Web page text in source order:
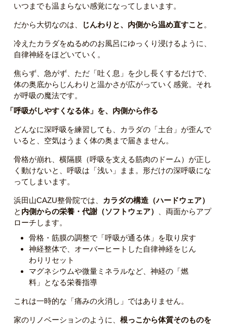
いつまでも温まらない感覚になってしまいます。
だから大切なのは、 じんわりと、内側から温め直すこと 。
冷えたカラダをぬるめのお風呂にゆっくり浸けるように、
自律神経をほどいていく。
焦らず、急がず、ただ「吐く息」を少し長くするだけで、
体の奥底からじんわりと温かさが広がっていく感覚。それ
が呼吸の魔法です。
「呼吸がしやすくなる体」を、内側から作る
どんなに深呼吸を練習しても、カラダの「土台」が歪んで
いると、空気はうまく体の奥まで届きません。
骨格が崩れ、横隔膜（呼吸を支える筋肉のドーム）が正し
く動けないと、呼吸は「浅い」まま。形だけの深呼吸にな
ってしまいます。
浜田山CAZU整骨院では、
カラダの構造（ハードウェア）
と 内側からの栄養・代謝（ソフトウェア）
、両面からアプ
ローチします。
骨格・筋膜の調整で「呼吸が通る体」を取り戻す
神経整体で、オーバーヒートした自律神経をじん
わりリセット
マグネシウムや微量ミネラルなど、神経の「燃
料」となる栄養指導
これは一時的な「痛みの火消し」ではありません。
家のリノベーションのように、 根っこから体質そのものを